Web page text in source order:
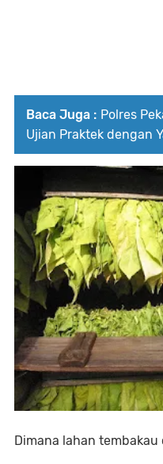
Baca Juga : Polres
Ujian Praktek dengan
Dimana lahan tembakau